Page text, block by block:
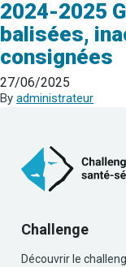
2024-2025
balisées,
consignées
27/06/2025
By administrateur
Challenge
Découvrir le